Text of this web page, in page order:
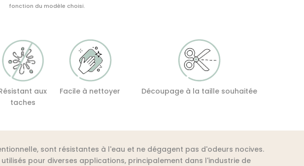
fonction du modèle choisi.
aux
taches
Facile à nettoyer Découpage à la taille souhaitée
sont résistantes à l'eau et ne dégagent pas d'odeurs nocives.
pour diverses applications, principalement dans l'industrie de